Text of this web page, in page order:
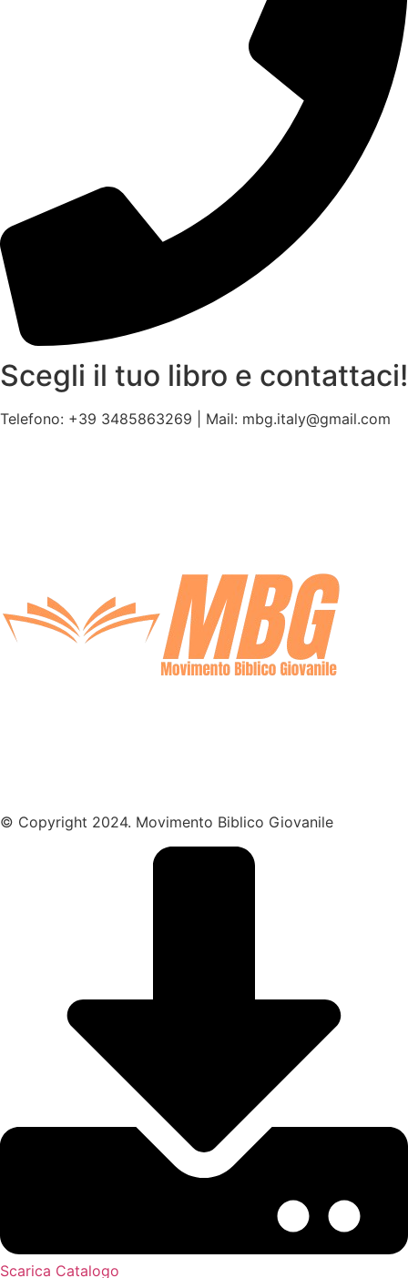
Scegli il tuo libro e contattaci!
Telefono: +39 3485863269 | Mail: mbg.italy@gmail.com
© Copyright 2024. Movimento Biblico Giovanile
Scarica Catalogo